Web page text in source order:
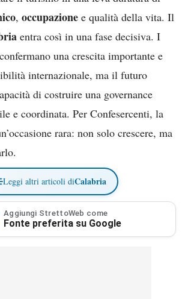
, occupazione e qualità della vita. Il
entra così in una fase decisiva. I
una crescita importante e
internazionale, ma il futuro
di costruire una governance
e coordinata. Per Confesercenti, la
rara: non solo crescere, ma
Leggi altri articoli diCalabria
Aggiungi StrettoWeb come
Fonte preferita su Google